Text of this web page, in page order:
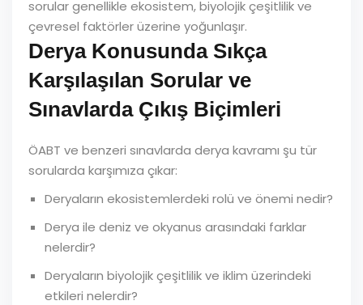
sorular genellikle ekosistem, biyolojik çeşitlilik ve
çevresel faktörler üzerine yoğunlaşır.
Derya Konusunda Sıkça
Karşılaşılan Sorular ve
Sınavlarda Çıkış Biçimleri
ÖABT ve benzeri sınavlarda derya kavramı şu tür
sorularda karşımıza çıkar:
Deryaların ekosistemlerdeki rolü ve önemi nedir?
Derya ile deniz ve okyanus arasındaki farklar
nelerdir?
Deryaların biyolojik çeşitlilik ve iklim üzerindeki
etkileri nelerdir?